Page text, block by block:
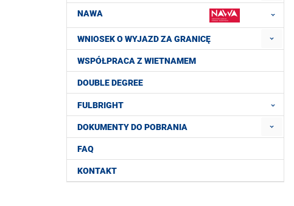
NAWA
WNIOSEK O WYJAZD ZA GRANICĘ
WSPÓŁPRACA Z WIETNAMEM
DOUBLE DEGREE
FULBRIGHT
DOKUMENTY DO POBRANIA
FAQ
KONTAKT